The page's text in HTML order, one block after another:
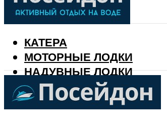
КАТЕРА
МОТОРНЫЕ ЛОДКИ
НАДУВНЫЕ ЛОДКИ
РЫБАЛКА
КАЛЕНДАРЬ РЫБАКА